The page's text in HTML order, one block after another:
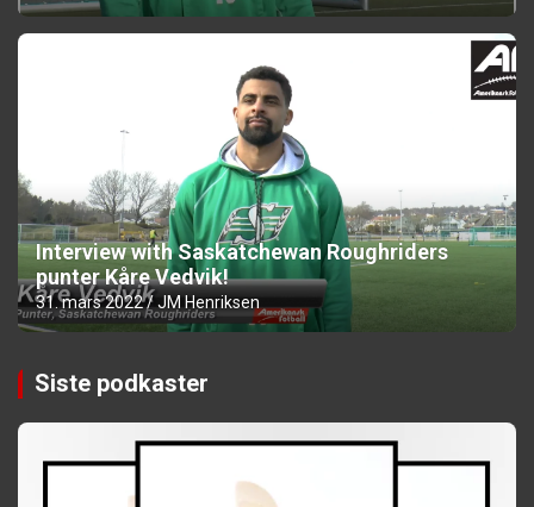
Interview with Saskatchewan Roughriders
punter Kåre Vedvik!
31. mars 2022 JM Henriksen
Siste podkaster